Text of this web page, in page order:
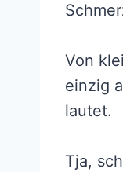
Von
einzig
lautet.
Tja,